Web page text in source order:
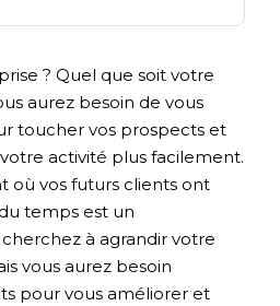
? Quel que soit votre
aurez besoin de vous
toucher vos prospects et
activité plus facilement.
où vos futurs clients ont
temps est un
à agrandir votre
vous aurez besoin
pour vous améliorer et